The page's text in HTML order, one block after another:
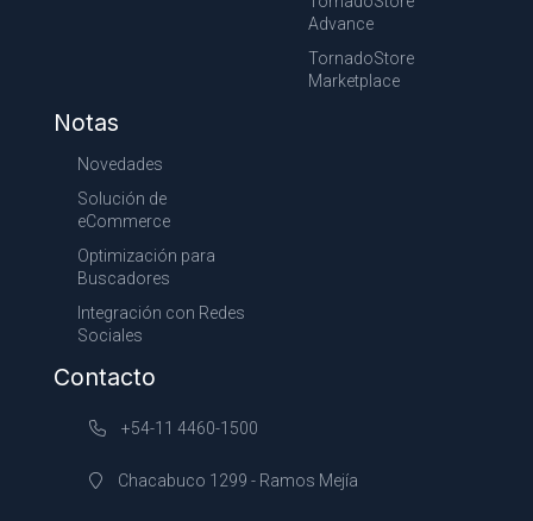
Advance
TornadoStore
Marketplace
Notas
Novedades
Solución de
eCommerce
Optimización para
Buscadores
Integración con Redes
Sociales
Contacto
+54-11 4460-1500
Chacabuco 1299 - Ramos Mejía